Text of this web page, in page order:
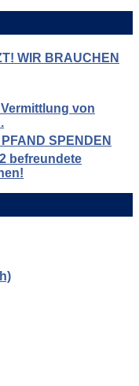
WIR BRAUCHEN
von
SPENDEN
befreundete